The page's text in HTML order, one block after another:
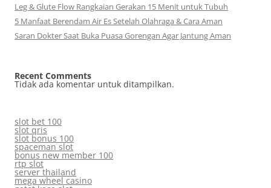
Leg & Glute Flow Rangkaian Gerakan 15 Menit untuk Tubuh
5 Manfaat Berendam Air Es Setelah Olahraga & Cara Aman
Saran Dokter Saat Buka Puasa Gorengan Agar Jantung Aman
Recent Comments
Tidak ada komentar untuk ditampilkan.
slot bet 100
slot qris
slot bonus 100
spaceman slot
bonus new member 100
rtp slot
server thailand
mega wheel casino